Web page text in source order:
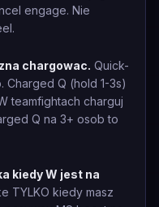
engage. Nie
chargowac. Quick-
Charged Q (hold 1-3s)
teamfightach charguj
Q na 3+ osob to
kiedy W jest na
TYLKO kiedy masz